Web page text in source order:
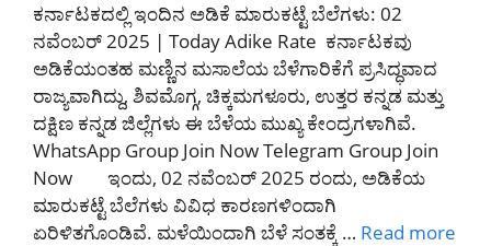
ಕರ್ನಾಟಕದಲ್ಲಿ ಇಂದಿನ ಅಡಿಕೆ ಮಾರುಕಟ್ಟೆ ಬೆಲೆಗಳು: 02
ನವೆಂಬರ್ 2025 | Today Adike Rate ಕರ್ನಾಟಕವು
ಅಡಿಕೆಯಂತಹ ಮಣ್ಣಿನ ಮಸಾಲೆಯ ಬೆಳೆಗಾರಿಕೆಗೆ ಪ್ರಸಿದ್ಧವಾದ
ರಾಜ್ಯವಾಗಿದ್ದು, ಶಿವಮೊಗ್ಗ, ಚಿಕ್ಕಮಗಳೂರು, ಉತ್ತರ ಕನ್ನಡ ಮತ್ತು
ದಕ್ಷಿಣ ಕನ್ನಡ ಜಿಲ್ಲೆಗಳು ಈ ಬೆಳೆಯ ಮುಖ್ಯ ಕೇಂದ್ರಗಳಾಗಿವೆ.
WhatsApp Group Join Now Telegram Group Join
Now ಇಂದು, 02 ನವೆಂಬರ್ 2025 ರಂದು, ಅಡಿಕೆಯ
ಮಾರುಕಟ್ಟೆ ಬೆಲೆಗಳು ವಿವಿಧ ಕಾರಣಗಳಿಂದಾಗಿ
ಏರಿಳಿತಗೊಂಡಿವೆ. ಮಳೆಯಿಂದಾಗಿ ಬೆಳೆ ಸಂತಕ್ಕೆ … Read more